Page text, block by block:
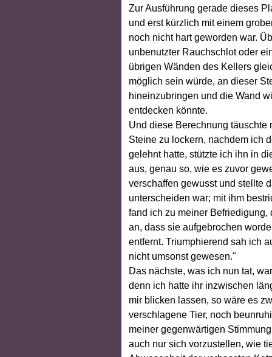
Zur Ausführung gerade dieses
und erst kürzlich mit einem
noch nicht hart geworden war.
unbenutzter Rauchschlot oder
übrigen Wänden des Kellers
möglich sein würde, an dieser
hineinzubringen und die Wand
entdecken könnte.
Und diese Berechnung
Steine zu lockern, nachdem ich
gelehnt hatte, stützte ich ihn in
aus, genau so, wie es zuvor
verschaffen gewusst und stellte
unterscheiden war; mit ihm
fand ich zu meiner
an, dass sie aufgebrochen
entfernt. Triumphierend sah ich
nicht umsonst gewesen."
Das nächste, was ich nun tat,
denn ich hatte ihr inzwischen
mir blicken lassen, so wäre es
verschlagene Tier, noch
meiner gegenwärtigen
auch nur sich vorzustellen, wie